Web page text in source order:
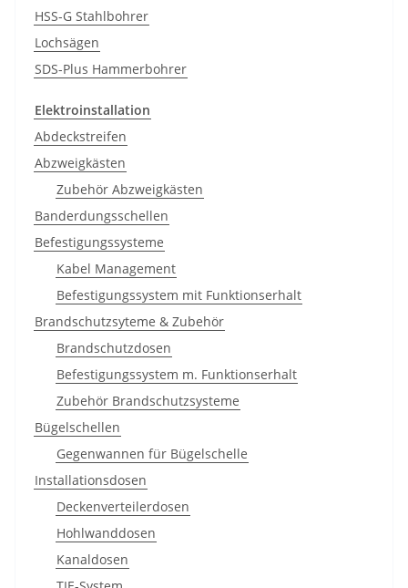
HSS-G Stahlbohrer
Lochsägen
SDS-Plus Hammerbohrer
Elektroinstallation
Abdeckstreifen
Abzweigkästen
Zubehör Abzweigkästen
Banderdungsschellen
Befestigungssysteme
Kabel Management
Befestigungssystem mit Funktionserhalt
Brandschutzsyteme & Zubehör
Brandschutzdosen
Befestigungssystem m. Funktionserhalt
Zubehör Brandschutzsysteme
Bügelschellen
Gegenwannen für Bügelschelle
Installationsdosen
Deckenverteilerdosen
Hohlwanddosen
Kanaldosen